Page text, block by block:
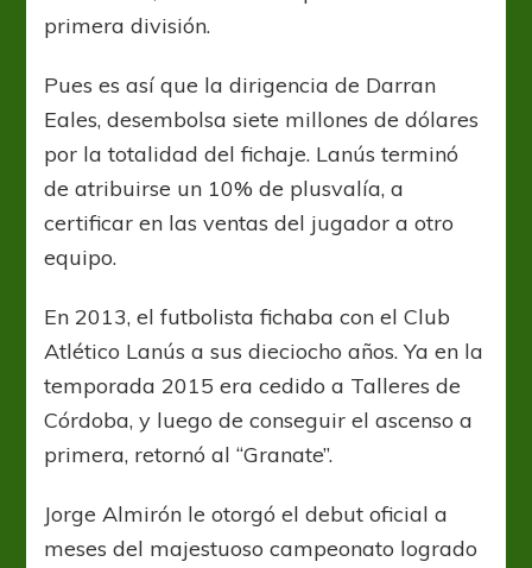
primera división.
Pues es así que la dirigencia de Darran
Eales, desembolsa siete millones de dólares
por la totalidad del fichaje. Lanús terminó
de atribuirse un 10% de plusvalía, a
certificar en las ventas del jugador a otro
equipo.
En 2013, el futbolista fichaba con el Club
Atlético Lanús a sus dieciocho años. Ya en la
temporada 2015 era cedido a Talleres de
Córdoba, y luego de conseguir el ascenso a
primera, retornó al “Granate”.
Jorge Almirón le otorgó el debut oficial a
meses del majestuoso campeonato logrado